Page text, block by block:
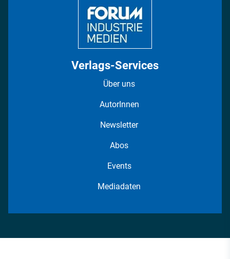
Verlags-Services
Über uns
AutorInnen
Newsletter
Abos
Events
Mediadaten